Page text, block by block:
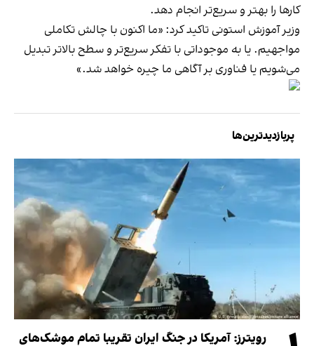
کارها را بهتر و سریع‌تر انجام دهد.
وزیر آموزش استونی تاکید کرد: «ما اکنون با چالش تکاملی
مواجهیم. یا به موجوداتی با تفکر سریع‌تر و سطح بالاتر تبدیل
می‌شویم یا فناوری بر آگاهی ما چیره خواهد‌ شد.»
پربازدیدترین‌ها
رویترز: آمریکا در جنگ ایران تقریبا تمام موشک‌های